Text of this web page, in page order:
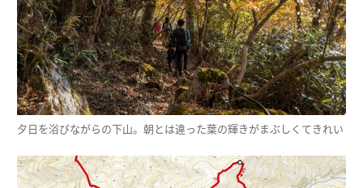
夕日を浴びながらの下山。朝とは違った葉の輝きがまぶしくてきれい